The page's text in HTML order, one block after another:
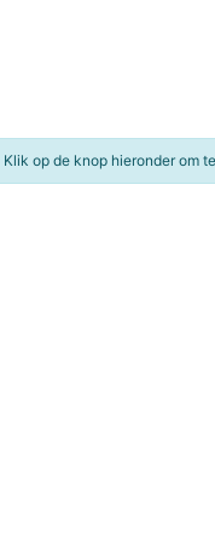
Klik op de knop hieronder om